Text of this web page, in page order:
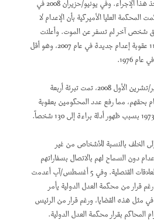
ولاية منذ أكثر من 40 عاماً تتخذ هذا الإجراء. وفي يونيو/حزيران 2008 في
العليا الأميركية بأن الإعدام لا
شخص آخر لم تسفر عن الموت. وأعلنت
المحاكم الأميركية عن إنزال 110 عقوبة إعدام جديدة في عام 2007، وهو أقل
1976.
وبين يناير/كانون الثاني وأكتوبر/تشرين الأول 2008، تمت تبرئة أربعة
بحقهم، مما رفع عدد المحكومين بعقوبة
خطوة إلى الخلف بالنسبة للأشخاص من غير
دون السماح لهم بالاتصال بسفاراتهم
حسب ما تقضي اتفاقية فيينا للعلاقات القنصلية. وفي 5 أغسطس/آب أعدمت
قرار من محكمة العدل الدولية يأمر
في مثل هذه القضايا، ورغم قرار من الرئيس
بقرار محكمة العدل الدولية.